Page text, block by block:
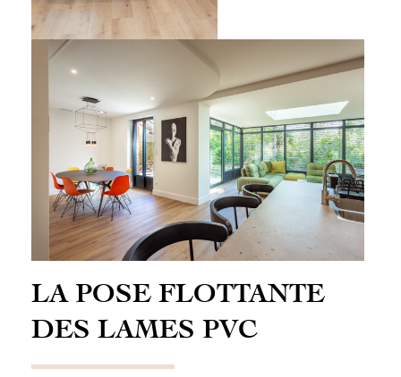
LA POSE FLOTTANTE
DES LAMES PVC